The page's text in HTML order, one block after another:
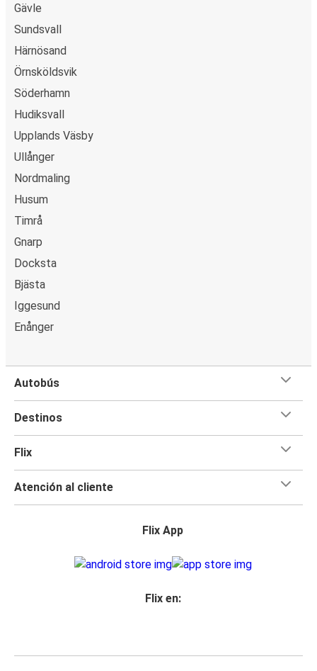
Gävle
Sundsvall
Härnösand
Örnsköldsvik
Söderhamn
Hudiksvall
Upplands Väsby
Ullånger
Nordmaling
Husum
Timrå
Gnarp
Docksta
Bjästa
Iggesund
Enånger
Autobús
Destinos
Flix
Atención al cliente
Flix App
Flix en: